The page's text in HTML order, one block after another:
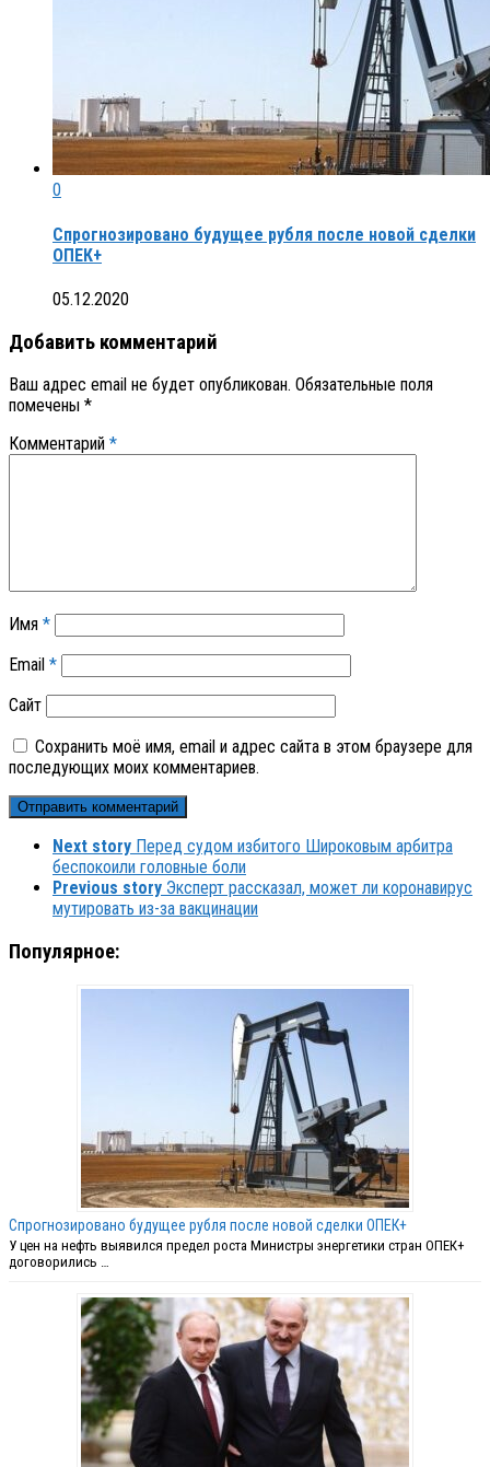
0
Спрогнозировано будущее рубля после новой сделки
ОПЕК+
05.12.2020
Добавить комментарий
Ваш адрес email не будет опубликован. Обязательные поля
помечены *
Комментарий *
Имя *
Email *
Сайт
Сохранить моё имя, email и адрес сайта в этом браузере для
последующих моих комментариев.
Next story Перед судом избитого Широковым арбитра
беспокоили головные боли
Previous story Эксперт рассказал, может ли коронавирус
мутировать из-за вакцинации
Популярное:
Спрогнозировано будущее рубля после новой сделки ОПЕК+
У цен на нефть выявился предел роста Министры энергетики стран ОПЕК+
договорились …